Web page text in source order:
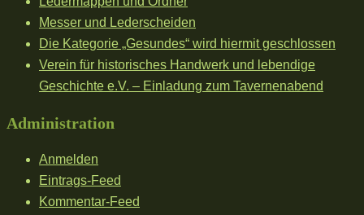
Messer und Lederscheiden
Die Kategorie „Gesundes“ wird hiermit geschlossen
Verein für historisches Handwerk und lebendige
Geschichte e.V. – Einladung zum Tavernenabend
Administration
Anmelden
Eintrags-Feed
Kommentar-Feed